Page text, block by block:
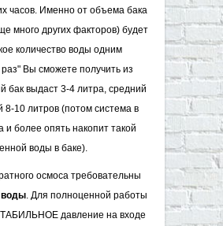
часов. Именно от объема бака
много других факторов) будет
количество воды одним
Вы сможете получить из
бак выдаст 3-4 литра, средний
8-10 литров (потом система в
и более опять накопит такой
воды в баке).
осмоса требовательны
. Для полноценной работы
давление на входе